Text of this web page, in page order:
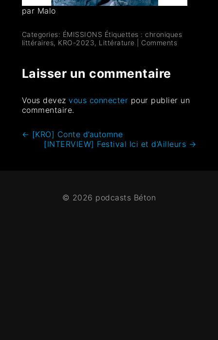
par Malo
Categories: ÉMISSIONS Étiquettes :chroniques
littéraires, KRO-2023, Littérature Comments
Laisser un commentaire
Vous devezvous connecter pour publier un
commentaire.
← [KRO] Conte d’automne
[INTERVIEW] Festival Ici et d’Ailleurs →
© 2026 podcasts Béton